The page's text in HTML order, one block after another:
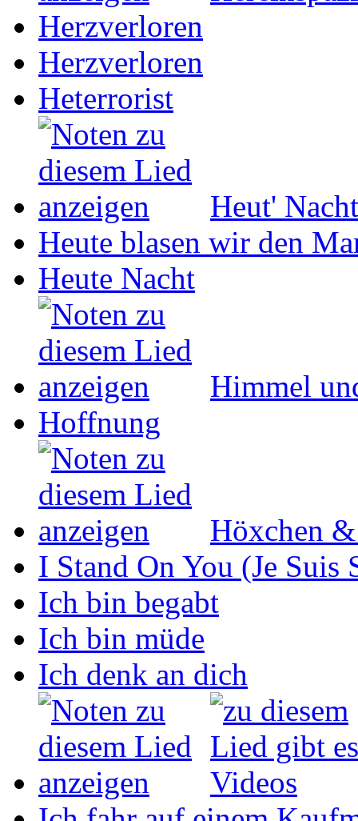
Herzverloren
Herzverloren
Heterrorist
Heut' Nacht
Heute blasen wir den
Heute Nacht
Himmel
Hoffnung
Höxchen
I Stand On You (Je Suis
Ich bin begabt
Ich bin müde
Ich denk an dich